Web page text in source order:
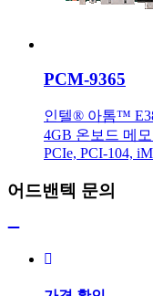
PCM-9365
인텔® 아톰™
4GB 온보드 메
PCIe, PCI-104,
어드밴텍 문의